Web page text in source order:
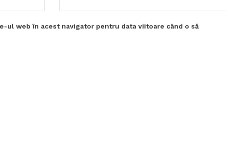
ul web în acest navigator pentru data viitoare când o să